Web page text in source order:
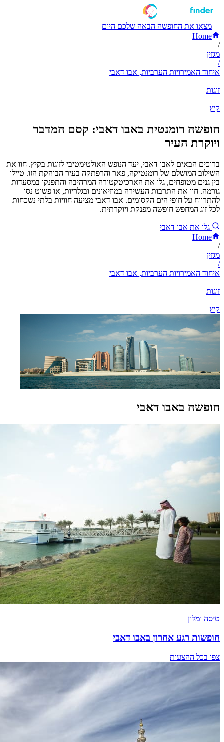
מצאו את החופשה הבאה שלכם היום
Home
/
מגזין
/
איחוד האמירויות הערביות, אבו דאבי
|
זוגות
|
קיץ
חופשה רומנטית באבו דאבי: קסם המדבר
ויוקרת העיר
ברוכים הבאים לאבו דאבי, יעד הנופש האולטימטיבי לזוגות בקיץ. חוו את
השילוב המושלם של רומנטיקה, פאר והרפתקה בעיר הבוהקת הזו. טיילו
בין גנים מטופחים, גלו את הארכיטקטורה המרהיבה והתפנקו במסעדות
גורמה. חוו את התרבות העשירה במוזיאונים ובגלריות, או פשוט נסו
להתרווח על חופי הים הקסומים. אבו דאבי מציעה חוויות בלתי נשכחות
לכל זוג המחפש חופשה מפנקת ויוקרתית.
גלו את אבו דאבי
Home
/
מגזין
/
איחוד האמירויות הערביות, אבו דאבי
|
זוגות
|
קיץ
חופשה באבו דאבי
טיסה ומלון
חופשות רגע אחרון באבו דאבי
צפו בכל ההצעות